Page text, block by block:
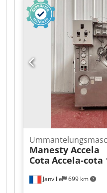
Meissner Container
Lagerdichte für
Einfache Installation
gefrorenen
Nettogewicht: 600kg
Geräte zum Verkauf.
Betrieb und
bei >40.000 EUR
Janville 699 km
Manesty Accela
Cota Accela-cota